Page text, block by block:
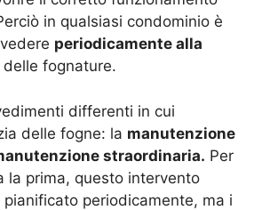
in qualsiasi condominio è
periodicamente alla
delle fognature.
differenti in cui
delle fogne: la manutenzione
straordinaria. Per
la prima, questo intervento
periodicamente, ma i